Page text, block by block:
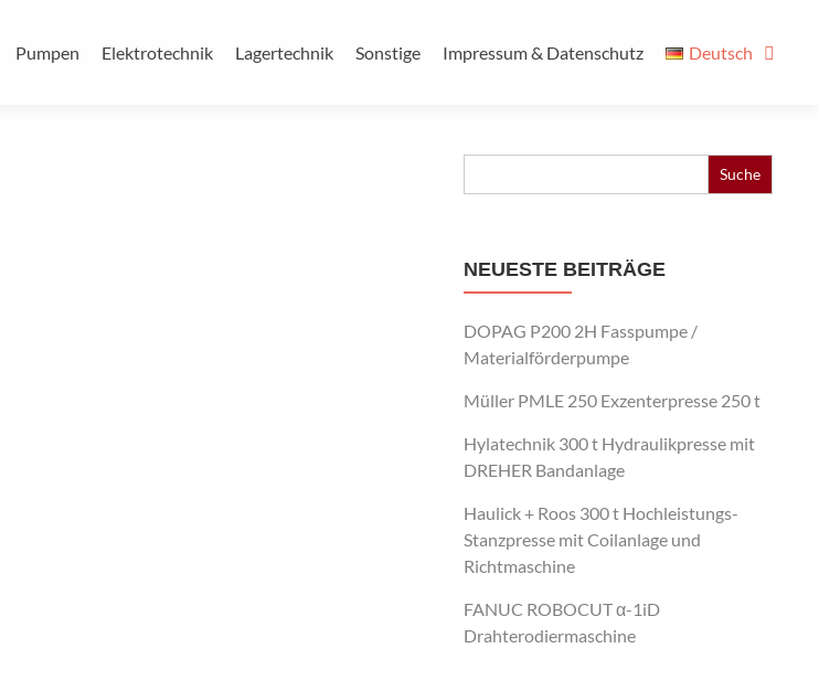
Pumpen Elektrotechnik Lagertechnik Sonstige Impressum & Datenschutz Deutsch
Search
NEUESTE BEITRÄGE
DOPAG P200 2H Fasspumpe /
Materialförderpumpe
Müller PMLE 250 Exzenterpresse 250 t
Hylatechnik 300 t Hydraulikpresse mit
DREHER Bandanlage
Haulick + Roos 300 t Hochleistungs-
Stanzpresse mit Coilanlage und
Richtmaschine
FANUC ROBOCUT α-1iD
Drahterodiermaschine